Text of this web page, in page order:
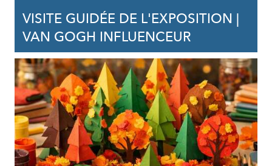
VISITE GUIDÉE DE L'EXPOSITION |
VAN GOGH INFLUENCEUR